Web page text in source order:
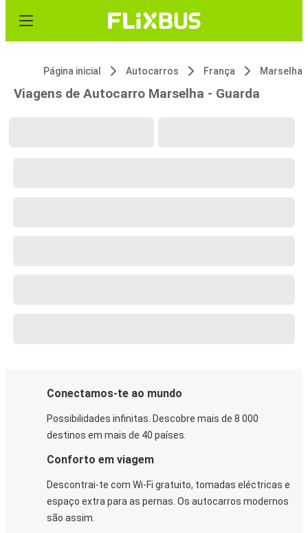
Página inicial Autocarros França Marselha
Viagens de Autocarro Marselha - Guarda
Conectamos-te ao mundo
Possibilidades infinitas. Descobre mais de 8 000
destinos em mais de 40 países.
Conforto em viagem
Descontrai-te com Wi-Fi gratuito, tomadas eléctricas e
espaço extra para as pernas. Os autocarros modernos
são assim.